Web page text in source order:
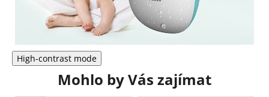
High-contrast mode
Mohlo by Vás zajímat